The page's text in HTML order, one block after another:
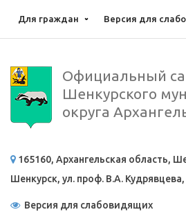
Для граждан Версия для
Официальный
Шенкурского
округа
165160, Архангельская область,
Шенкурск, ул. проф. В.А. Кудрявцева,
Версия для слабовидящих